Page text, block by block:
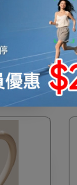
- 6條
加厚